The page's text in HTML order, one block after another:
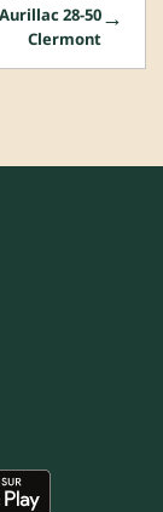
→
Aurillac 28-50
Clermont